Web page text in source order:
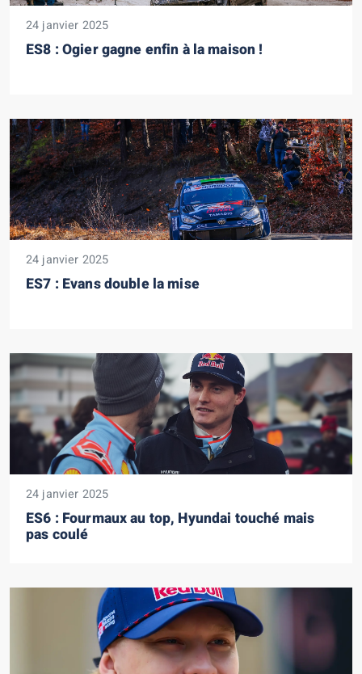
24 janvier 2025
ES8 : Ogier gagne enfin à la maison !
24 janvier 2025
ES7 : Evans double la mise
24 janvier 2025
ES6 : Fourmaux au top, Hyundai touché mais
pas coulé